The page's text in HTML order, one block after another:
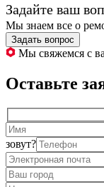
Задайте ваш
Мы знаем все о
Задать вопрос
Мы свяжемся с
Оставьте
зовут?